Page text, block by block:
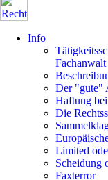
Info
Fachanwalt
Der "gute"
Haftung
Die
Limited
Scheidung
Faxterror